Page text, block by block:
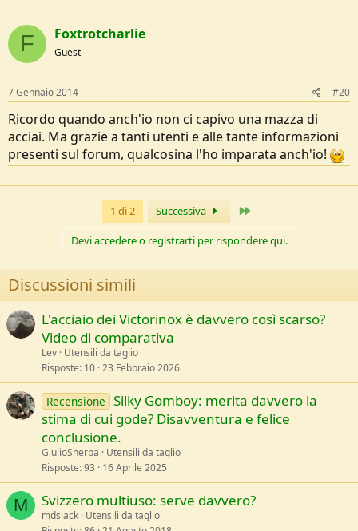
F Foxtrotcharlie
Guest
7 Gennaio 2014 #20
Ricordo quando anch'io non ci capivo una mazza di
acciai. Ma grazie a tanti utenti e alle tante informazioni
presenti sul forum, qualcosina l'ho imparata anch'io!
1 di 2 Successiva
Devi accedere o registrarti per rispondere qui.
Discussioni simili
L'acciaio dei Victorinox è davvero così scarso?
Video di comparativa
Lev Utensili da taglio
Risposte 10 23 Febbraio 2026
Recensione Silky Gomboy: merita davvero la
stima di cui gode? Disavventura e felice
conclusione.
GiulioSherpa
Utensili da taglio
Risposte 93 16 Aprile 2025
M Svizzero multiuso: serve davvero?
mdsjack Utensili da taglio